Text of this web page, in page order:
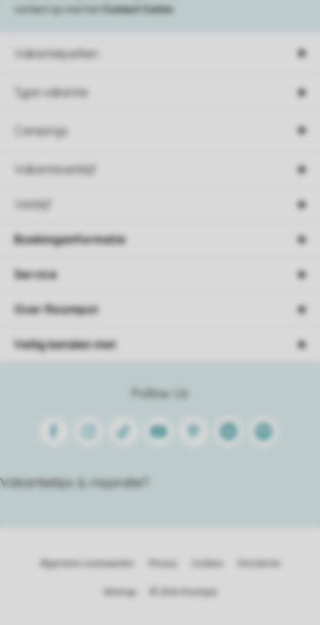
Vakantieparken
Type vakantie
Campings
Vakantieverblijf
Verblijf
contact op met het
Contact Center
Follow Us
FacebookInstagram
Tiktok Youtube PinterestLinkedinSpotify
Vakantietips & inspiratie?
Boekingsinformatie
Service
Over Roompot
Veilig betalen met